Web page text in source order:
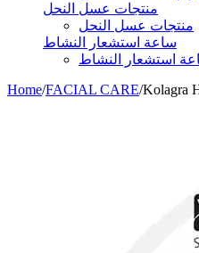
منتجات عسل النحل
منتجات عسل النحل
ساعة استشعار النشاط
استشعار النشاط
Home/FACIAL CARE/Kolagra